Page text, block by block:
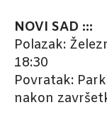
NOVI SAD :::
Polazak:
18:30
Povratak:
nakon